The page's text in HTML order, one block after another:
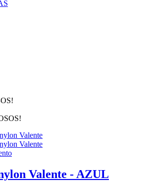
Valente - AZUL